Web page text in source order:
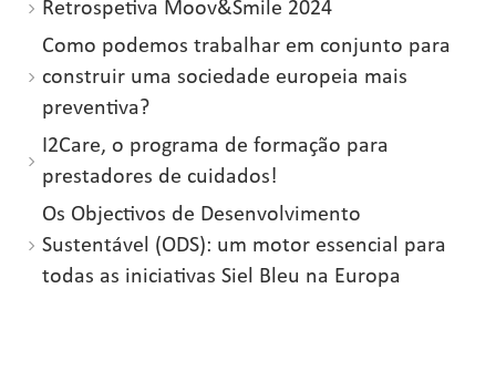
Retrospetiva Moov&Smile 2024
Como podemos trabalhar em conjunto para
construir uma sociedade europeia mais
preventiva?
I2Care, o programa de formação para
prestadores de cuidados!
Os Objectivos de Desenvolvimento
Sustentável (ODS): um motor essencial para
todas as iniciativas Siel Bleu na Europa